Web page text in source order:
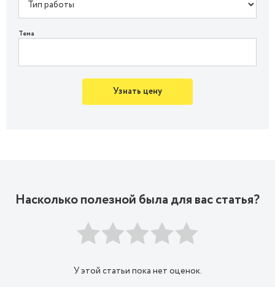
Тема
Узнать цену
Насколько полезной была для вас статья?
У этой статьи пока нет оценок.